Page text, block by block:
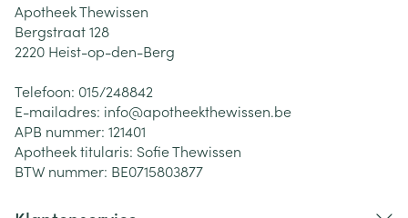
Apotheek Thewissen
Bergstraat 128
2220 Heist-op-den-Berg
Telefoon: 015/248842
E-mailadres: info@apotheekthewissen.be
APB nummer: 121401
Apotheek titularis: Sofie Thewissen
BTW nummer: BE0715803877